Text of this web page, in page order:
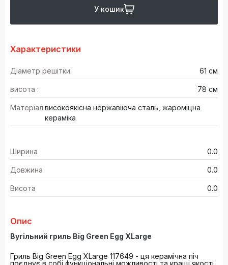
У кошик
Характеристики
Діаметр решітки: 61 см
висота : 78 см
Матеріал:високоякісна нержавіюча сталь, жароміцна
кераміка
Ширина 0.0
Довжина 0.0
Висота 0.0
Опис
Вугільний гриль Big Green Egg XLarge
Гриль Big Green Egg XLarge 117649 - ця керамічна піч
поєднує в собі функціональні можливості та кращі якості